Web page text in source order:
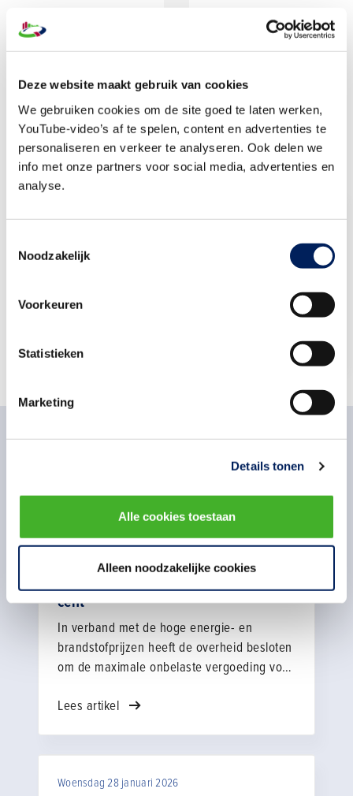
Deze website maakt gebruik van cookies
We gebruiken cookies om de site goed te laten werken,
YouTube-video’s af te spelen, content en advertenties te
personaliseren en verkeer te analyseren. Ook delen we
info met onze partners voor social media, advertenties en
analyse.
Noodzakelijk
Voorkeuren
Statistieken
Marketing
Details tonen
Alle cookies toestaan
Alleen noodzakelijke cookies
Ga naar de Prinsjesdag pagina
Richard Massar
Gerelateerd nieuws
Woensdag 27 mei 2026
Overheidsmaatregel: onbelaste
cent
In verband met de hoge energie- en
brandstofprijzen heeft de overheid besloten
om de maximale onbelaste vergoeding voor
cent per kilometer. De maatregel geldt met
Lees artikel
Woensdag 28 januari 2026